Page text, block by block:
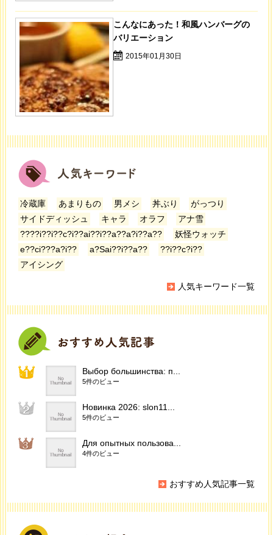
こんなにあった！和風ハンバーグの
バリエーション
2015年01月30日
冷蔵庫 あまりもの 男メシ 丼ぶり
がっつり
サイドディッシュ
キャラ オラフ
アナ雪
????i??i??c?i??ai??i??a??a?i??a??
妖怪ウォッチ
e??ci???a?i??
a?Sai??i??a??
??i??c?i??
アイシング
人気キーワード一覧
Выбор большинства: п...
5件のビュー
Новинка 2026: slon11...
5件のビュー
Для опытных пользова...
4件のビュー
おすすめ人気記事一覧